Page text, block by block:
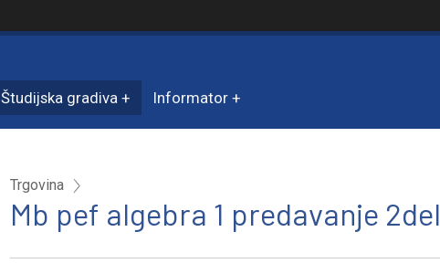
Študijska gradiva Informator
Trgovina
Mb pef algebra 1 predavanje 2del